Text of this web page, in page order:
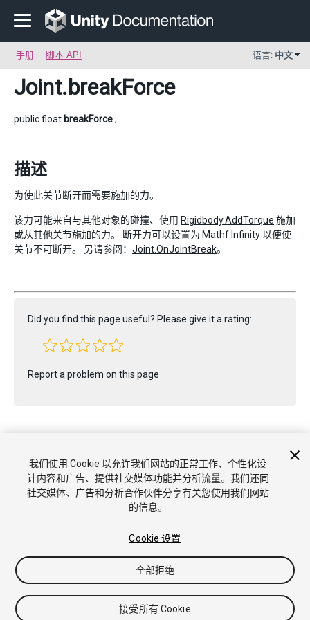
手册 脚本 API 语言: 中文
Joint.breakForce
public float breakForce;
描述
为使此关节断开而需要施加的力。
该力可能来自与其他对象的碰撞、使用 Rigidbody.AddTorque 施加
或从其他关节施加的力。 断开力可以设置为 Mathf.Infinity 以便使
关节不可断开。 另请参阅： Joint.OnJointBreak。
Did you find this page useful? Please give it a rating:
Report a problem on this page
Copyright © 2022 Unity Technologies. Publication 2021.3
教程
社区答案 知识库 论坛 Asset Store
商标和使用条款
Cookie
不要出售或分享我的个人信息
我们使用 Cookie 以允许我们网站的正常工作、个性化设
计内容和广告、提供社交媒体功能并分析流量。我们还同
社交媒体、广告和分析合作伙伴分享有关您使用我们网站
的信息。
Cookie 设置
全部拒绝
接受所有 Cookie